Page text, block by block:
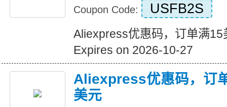
Coupon Code: USFB2S
Aliexpress优惠码，订单满15
Expires on 2026-10-27
Aliexpress优惠码，订
美元